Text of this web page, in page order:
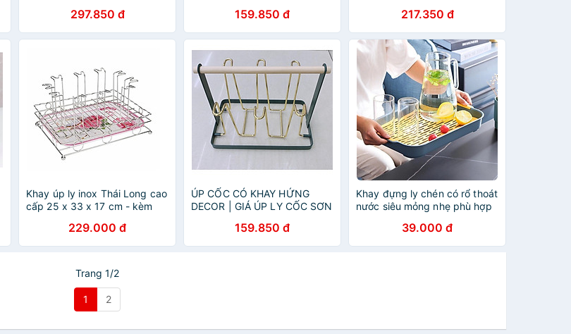
297.850 đ 159.850 đ 217.350 đ
Khay úp ly inox Thái Long cao
cấp 25 x 33 x 17 cm - kèm
229.000 đ
ÚP CỐC CÓ KHAY HỨNG
DECOR | GIÁ ÚP LY CỐC SƠN
NƯỚC BẦU DỤC
159.850 đ
Khay đựng ly chén có rổ thoát
nước siêu mỏng nhẹ phù hợp
39.000 đ
Trang 1/2
1 2